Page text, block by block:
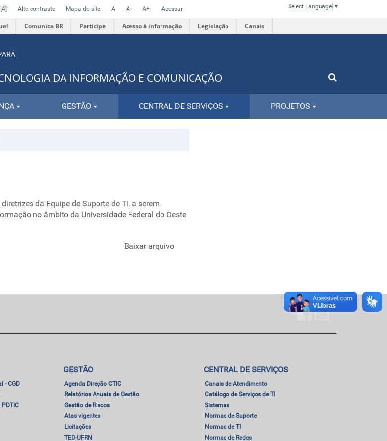
[4] Alto contraste Mapa do site A A- A+ Acessar Select Language ▼
Comunica BR Participe Acesso à informação Legislação Canais
DA INFORMAÇÃO E COMUNICAÇÃO
GESTÃO CENTRAL DE SERVIÇOS PROJETOS
da Equipe de Suporte de TI, a serem
no âmbito da Universidade Federal do Oeste
Baixar arquivo
- CGD
GESTÃO
Agenda Direção CTIC
Relatórios Anuais de Gestão
Gestão de Riscos
Atas vigentes
Licitações
TED-UFRN
CENTRAL DE SERVIÇOS
Canais de Atendimento
Catálogo de Serviços de TI
Sistemas
Normas de Suporte
Normas de TI
Normas de Redes